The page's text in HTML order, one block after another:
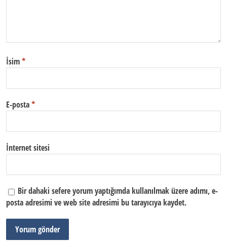
İsim*
E-posta*
İnternet sitesi
Bir dahaki sefere yorum yaptığımda kullanılmak üzere adımı, e-
posta adresimi ve web site adresimi bu tarayıcıya kaydet.